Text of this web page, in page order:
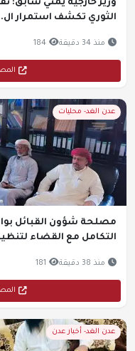
وزير خارجية يمني سابق:
الثوري تكشف استمرار
منذ 34 دقيقة 184
عدن الغد- محليات
مصلحة شؤون القبائل
التكامل مع القضاء
منذ 38 دقيقة 181
عدن الغد- أخبار عدن